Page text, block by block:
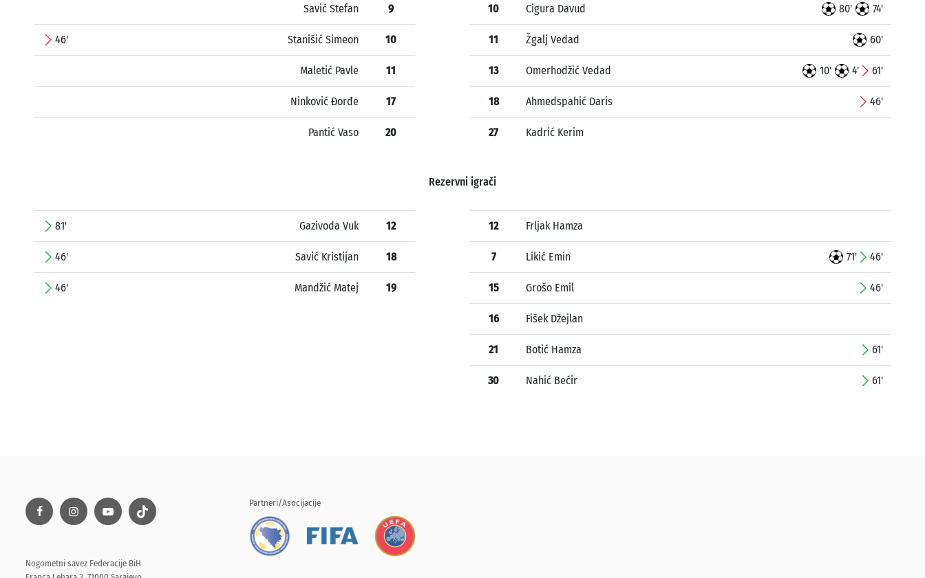
Savić Stefan 9
46' Stanišić Simeon 10
Maletić Pavle 11
Ninković Đorđe 17
Pantić Vaso 20
10 Cigura Davud 80' 74'
11 Žgalj Vedad 60'
13 Omerhodžić Vedad 10' 4' 61'
18 Ahmedspahić Daris 46'
27 Kadrić Kerim
Rezervni igrači
81' Gazivoda Vuk 12
46' Savić Kristijan 18
46' Mandžić Matej 19
12 Frljak Hamza
7 Likić Emin 71' 46'
15 Grošo Emil 46'
16 Fišek Džejlan
21 Botić Hamza 61'
30 Nahić Bećir 61'
Nogometni savez Federacije BiH
Partneri/Asocijacije